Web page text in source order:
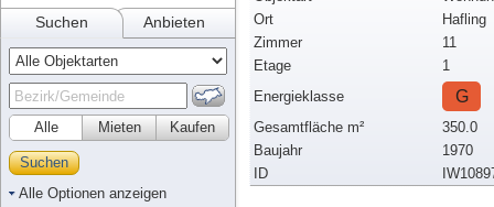
Suchen Anbieten
Alle Kaufen
Mieten
Suchen
Alle Optionen anzeigen
Ort
Hafling
Zimmer
11
Etage
1
Energieklasse
G
Gesamtfläche m²
350.0
Baujahr
1970
ID